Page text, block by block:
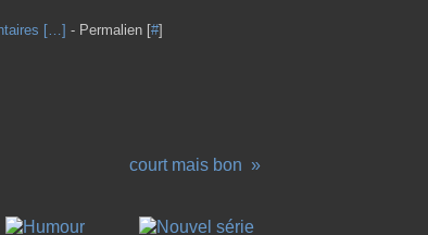
[…] - Permalien [#]
court mais bon